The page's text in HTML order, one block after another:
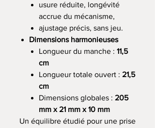
usure réduite, longévité
accrue du mécanisme,
ajustage précis, sans jeu.
Dimensions harmonieuses
Longueur du manche : 11,5
cm
Longueur totale ouvert : 21,5
cm
Dimensions globales : 205
mm x 21 mm x 10 mm
Un équilibre étudié pour une prise